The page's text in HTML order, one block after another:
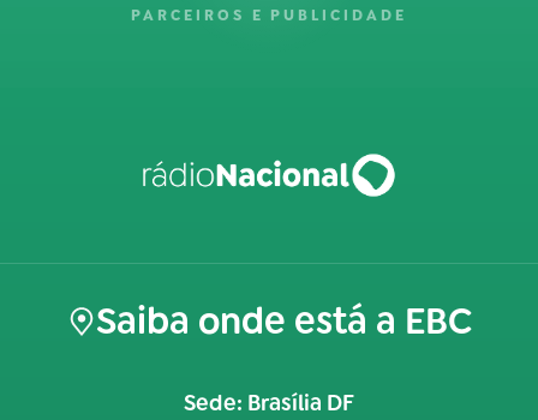
PARCEIROS E PUBLICIDADE
Saiba onde está a EBC
Sede: Brasília DF